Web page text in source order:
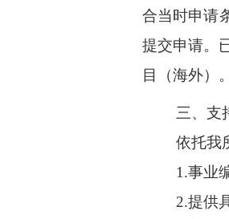
合当时申请
提交申请。
目（海外）
三、支
依托我
1.事业
2.提供